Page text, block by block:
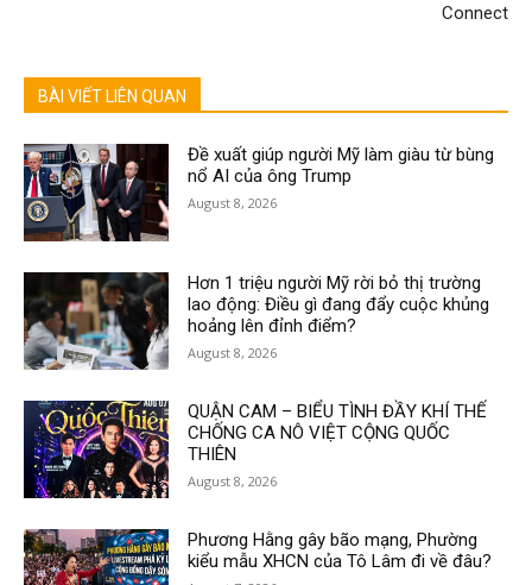
Connect
BÀI VIẾT LIÊN QUAN
Đề xuất giúp người Mỹ làm giàu từ bùng
nổ AI của ông Trump
August 8, 2026
Hơn 1 triệu người Mỹ rời bỏ thị trường
lao động: Điều gì đang đẩy cuộc khủng
hoảng lên đỉnh điểm?
August 8, 2026
QUẬN CAM – BIỂU TÌNH ĐẦY KHÍ THẾ
CHỐNG CA NÔ VIỆT CỘNG QUỐC
THIÊN
August 8, 2026
Phương Hằng gây bão mạng, Phường
kiểu mẫu XHCN của Tô Lâm đi về đâu?